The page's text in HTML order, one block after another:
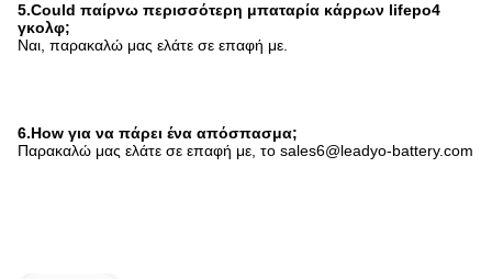
5.Could παίρνω περισσότερη μπαταρία κάρρων lifepo4
γκολφ;
Ναι, παρακαλώ μας ελάτε σε επαφή με.
6.How για να πάρει ένα απόσπασμα;
Παρακαλώ μας ελάτε σε επαφή με, το sales6@leadyo-battery.com